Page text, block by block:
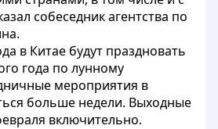
собеседник агентства по
в Китае будут праздновать
года по лунному
мероприятия в
больше недели. Выходные
включительно.